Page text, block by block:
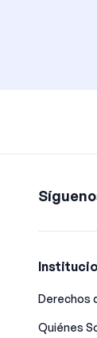
Derechos
Quiénes